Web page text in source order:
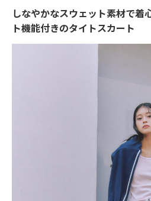
しなやかなスウェット素材で着
ト機能付きのタイトスカート